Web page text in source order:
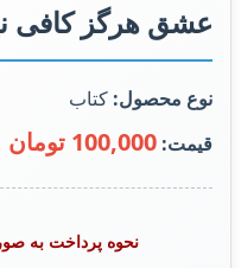
عشق هرگز کافی
نوع محصول: کتاب
قیمت: 100,000 تومان
نحوه پرداخت به